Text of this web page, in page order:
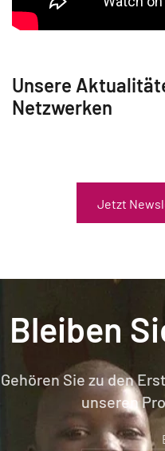
Unsere
Netzwerken
Jetzt
Bleiben
Gehören Sie zu den
unseren